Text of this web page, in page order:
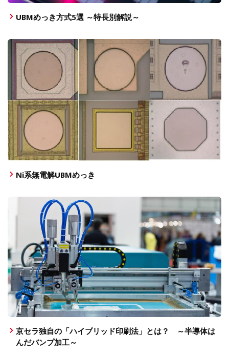
UBMめっき方式5選 ～特長別解説～
Ni系無電解UBMめっき
京セラ独自の「ハイブリッド印刷法」とは？ ～半導体は
んだバンプ加工～